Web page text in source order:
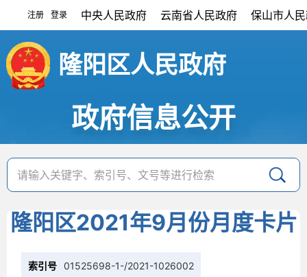
注册 登录 中央人民政府 云南省人民政府 保山市人
隆阳区人民政府
政府信息公开
隆阳区2021年9月份月度卡片
索引号 01525698-1-/2021-1026002